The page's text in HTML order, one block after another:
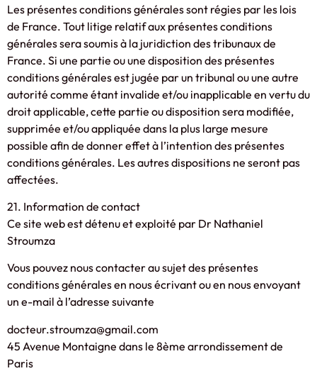
Les présentes conditions générales sont régies par les lois
de France. Tout litige relatif aux présentes conditions
générales sera soumis à la juridiction des tribunaux de
France. Si une partie ou une disposition des présentes
conditions générales est jugée par un tribunal ou une autre
autorité comme étant invalide et/ou inapplicable en vertu du
droit applicable, cette partie ou disposition sera modifiée,
supprimée et/ou appliquée dans la plus large mesure
possible afin de donner effet à l’intention des présentes
conditions générales. Les autres dispositions ne seront pas
affectées.
21. Information de contact
Ce site web est détenu et exploité par Dr Nathaniel
Stroumza
Vous pouvez nous contacter au sujet des présentes
conditions générales en nous écrivant ou en nous envoyant
un e-mail à l’adresse suivante
docteur.stroumza@gmail.com
45 Avenue Montaigne dans le 8ème arrondissement de
Paris